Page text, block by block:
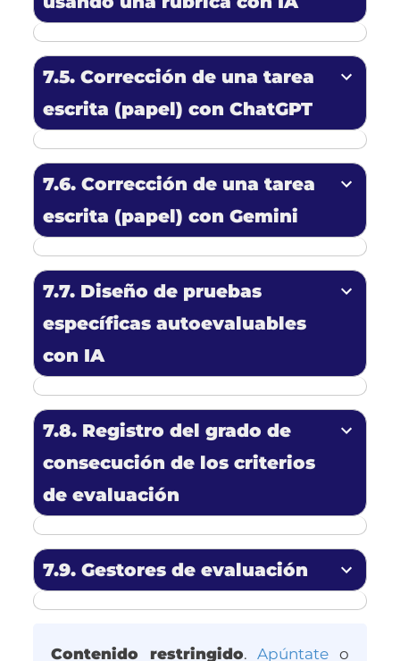
7.5. Corrección de una tarea
escrita (papel) con ChatGPT
7.6. Corrección de una tarea
escrita (papel) con Gemini
7.7. Diseño de pruebas
específicas autoevaluables
con IA
7.8. Registro del grado de
consecución de los criterios
de evaluación
7.9. Gestores de evaluación
Contenido restringido.Apúntate o